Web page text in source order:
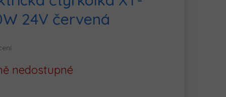
24V červená
nedostupné